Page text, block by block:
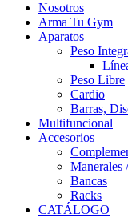
Nosotros
Arma Tu Gym
Aparatos
Peso
Peso Libre
Cardio
Barras,
Multifuncional
Accesorios
Manerales
Bancas
Racks
CATÁLOGO